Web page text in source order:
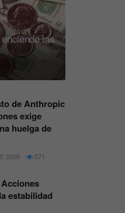
las
de Anthropic
exige
huelga de
2026 571
estabilidad